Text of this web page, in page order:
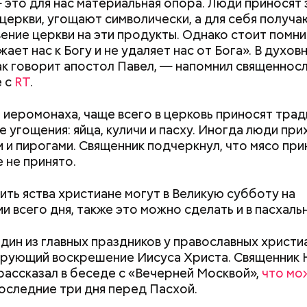
угощают символически, а для себя
церкви на эти продукты. Однако стоит
нас к Богу и не удаляет нас от Бога». В
говорит апостол Павел, — напомнил
с RT.
чаще всего в церковь приносят
угощения: яйца, куличи и пасху. Иногда люди
и пирогами. Священник подчеркнул, что мясо
не принято.
яства христиане могут в Великую субботу на
всего дня, также это можно сделать и в
из главных праздников у православных
воскрешение Иисуса Христа. Священник
в беседе с «Вечерней Москвой», что
три дня перед Пасхой.
день холостяка
Как поменять батареи дома и
не получить штраф
Как получить до
рублей от